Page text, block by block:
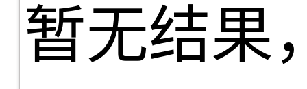
暂无结果